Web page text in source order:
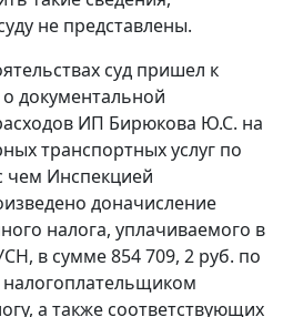
не представлены.
суд пришел к
документальной
ИП Бирюкова Ю.С. на
транспортных услуг по
чем Инспекцией
доначисление
налога, уплачиваемого в
в сумме 854 709, 2 руб. по
а также соответствующих